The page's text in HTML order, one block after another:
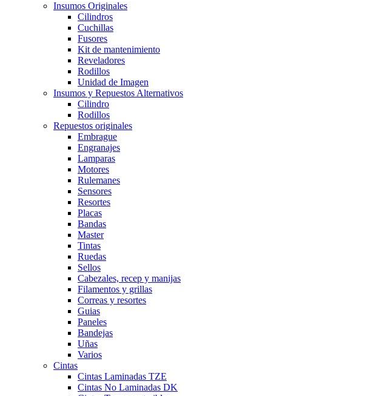
Insumos Originales
Cilindros
Cuchillas
Fusores
Kit de mantenimiento
Reveladores
Rodillos
Unidad de Imagen
Insumos y Repuestos Alternativos
Cilindro
Rodillos
Repuestos originales
Embrague
Engranajes
Lamparas
Motores
Rulemanes
Sensores
Resortes
Placas
Bandas
Master
Tintas
Ruedas
Sellos
Cabezales, recep y manijas
Filamentos y grillas
Correas y resortes
Guias
Paneles
Bandejas
Uñas
Varios
Cintas
Cintas Laminadas TZE
Cintas No Laminadas DK